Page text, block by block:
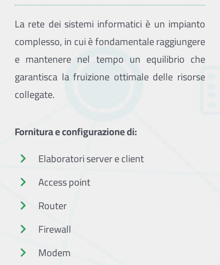
La rete dei sistemi informatici è un impianto
complesso, in cui è fondamentale raggiungere
e mantenere nel tempo un equilibrio che
garantisca la fruizione ottimale delle risorse
collegate.
Fornitura e configurazione di:
Elaboratori server e client
Access point
Router
Firewall
Modem